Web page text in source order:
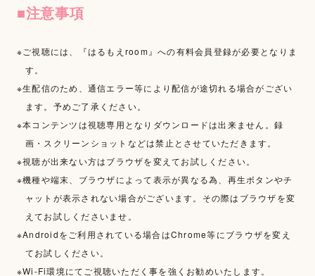
■注意事項
※ご視聴には、『はるもえroom』への有料会員登録が必要となりま
す。
※生配信のため、通信エラー等により配信が途切れる場合がござい
ます。予めご了承ください。
※本コンテンツは視聴専用となりダウンロードは出来ません。録
画・スクリーンショットなどは禁止とさせていただきます。
※視聴が出来ない方はブラウザを変えてお試しください。
※機種や端末、ブラウザによって表示が異なる為、再生ボタンやチ
ャットが表示されない場合がございます。その際はブラウザを変
えてお試しくださいませ。
※Androidをご利用されている場合はChrome等にブラウザを変え
てお試しください。
※Wi-Fi環境にてご視聴いただく事を強くお勧めいたします。